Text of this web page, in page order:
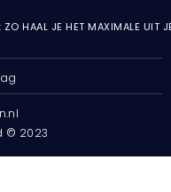
ZO HAAL JE HET MAXIMALE UIT
© 2023